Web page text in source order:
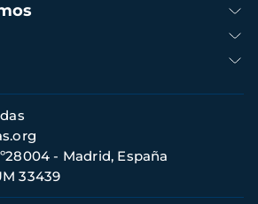
- Madrid, España
33439